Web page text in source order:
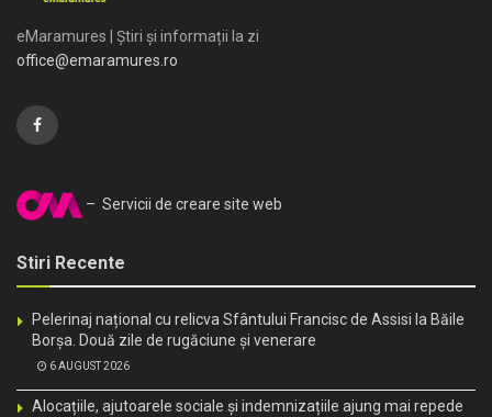
eMaramures | Știri și informații la zi
office@emaramures.ro
– Servicii de creare site web
Stiri Recente
Pelerinaj național cu relicva Sfântului Francisc de Assisi la Băile
Borșa. Două zile de rugăciune și venerare
6 AUGUST 2026
Alocațiile, ajutoarele sociale și indemnizațiile ajung mai repede